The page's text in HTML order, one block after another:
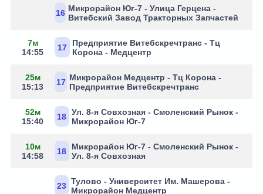
16 Микрорайон Юг-7 - Улица Герцена -
Витебский Завод Тракторных Запчастей
7м
14:55
17
Предприятие Витебскречтранс - Тц
Корона - Медцентр
25м
15:13
17 Микрорайон Медцентр - Тц Корона -
Предприятие Витебскречтранс
52м
15:40
18 Ул. 8-я Совхозная - Смоленский Рынок -
Микрорайон Юг-7
10м
14:58
18
Микрорайон Юг-7 - Смоленский Рынок -
Ул. 8-я Совхозная
23 Тулово - Университет Им. Машерова -
Микрорайон Медцентр